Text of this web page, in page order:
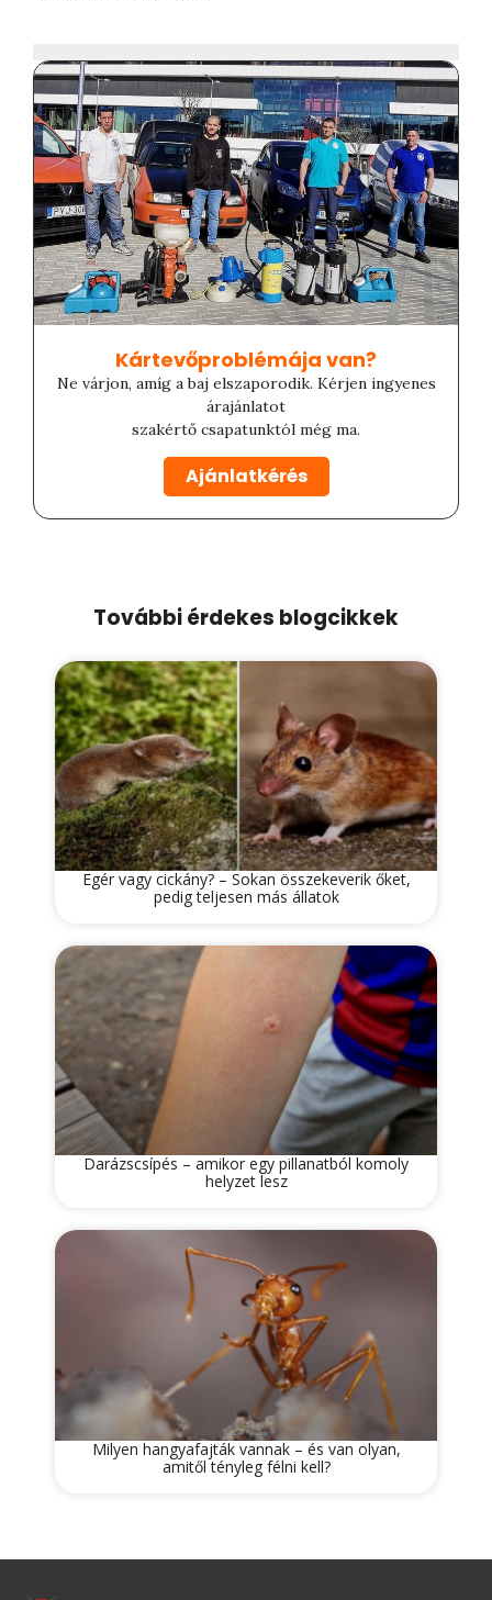
Kártevőproblémája van?​
Ne várjon, amíg a baj elszaporodik. Kérjen ingyenes
árajánlatot
szakértő csapatunktól még ma.
Ajánlatkérés
További érdekes blogcikkek
Egér vagy cickány? – Sokan összekeverik őket,
pedig teljesen más állatok
Darázscsípés – amikor egy pillanatból komoly
helyzet lesz
Milyen hangyafajták vannak – és van olyan,
amitől tényleg félni kell?